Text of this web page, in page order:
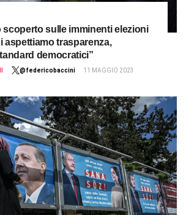
scoperto sulle imminenti elezioni
aspettiamo trasparenza,
democratici”
@federicobaccini 11 MAGGIO 2023